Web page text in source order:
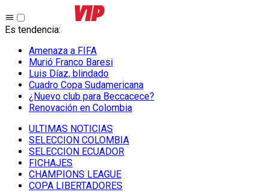
Es tendencia:
Amenaza a FIFA
Murió Franco Baresi
Luis Díaz, blindado
Cuadro Copa Sudamericana
¿Nuevo club para Beccacece?
Renovación en Colombia
ULTIMAS NOTICIAS
SELECCION COLOMBIA
SELECCION ECUADOR
FICHAJES
CHAMPIONS LEAGUE
COPA LIBERTADORES